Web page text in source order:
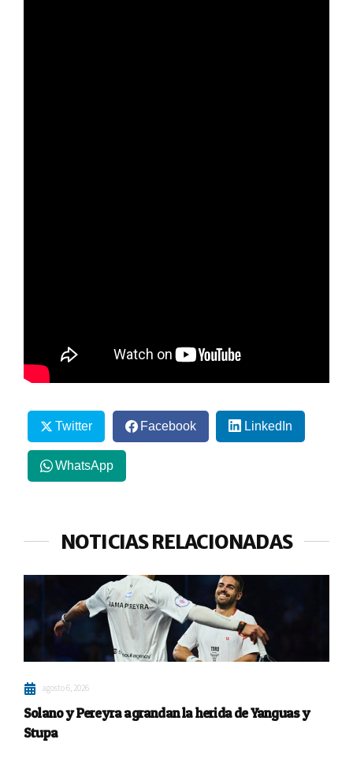
Twitter Facebook LinkedIn
WhatsApp
NOTICIAS RELACIONADAS
agosto 6, 2026
Solano y Pereyra agrandan la herida de Yanguas y
Stupa